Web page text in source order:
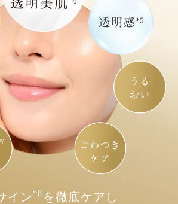
イン *8 を徹底ケアし